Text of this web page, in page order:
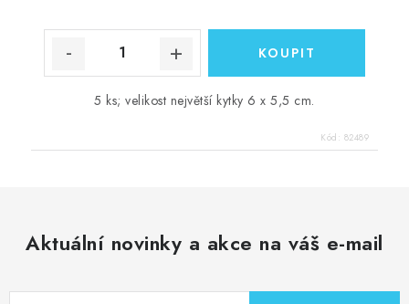
5 ks; velikost největší kytky 6 x 5,5 cm.
Kód: 82489
Aktuální novinky a akce na váš e-mail